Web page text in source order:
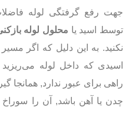
جهت رفع گرفتگی لوله
توسط اسید یا محلول لوله
نکنید. به این دلیل که اگر
اسیدی که داخل لوله
راهی برای عبور ندارد, همانجا
چدن یا آهن باشد, آن را